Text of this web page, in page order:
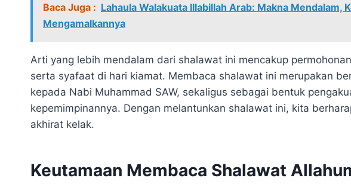
Baca Juga : Lahaula Walakuata Illabillah Arab: Makna Mendalam,
Mengamalkannya
Arti yang lebih mendalam dari shalawat ini mencakup
serta syafaat di hari kiamat. Membaca shalawat ini merupakan
kepada Nabi Muhammad SAW, sekaligus sebagai bentuk
kepemimpinannya. Dengan melantunkan shalawat ini, kita
akhirat kelak.
Keutamaan Membaca Shalawat